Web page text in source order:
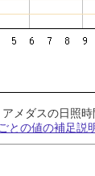
メダスの日照
との値の補足説